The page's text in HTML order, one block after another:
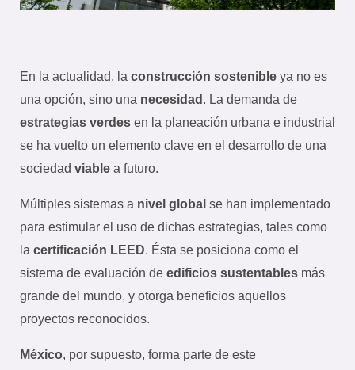
En la actualidad, la construcción sostenible ya no es
una opción, sino una necesidad . La demanda de
estrategias verdes en la planeación urbana e industrial
se ha vuelto un elemento clave en el desarrollo de una
sociedad viable a futuro.
Múltiples sistemas a nivel global se han implementado
para estimular el uso de dichas estrategias, tales como
la certificación LEED. Ésta se posiciona como el
sistema de evaluación de edificios sustentables más
grande del mundo, y otorga beneficios aquellos
proyectos reconocidos.
México, por supuesto, forma parte de este